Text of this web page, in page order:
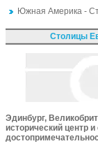
Южная Америка -
Столицы
Эдинбург,
исторический центр